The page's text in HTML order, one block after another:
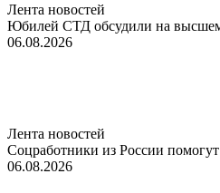
Лента новостей
Юбилей СТД обсудили на
06.08.2026
Лента новостей
Соцработники из России
06.08.2026